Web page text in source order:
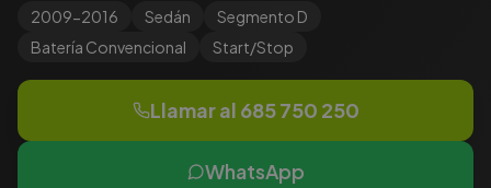
2009-2016 Sedán Segmento D
Batería Convencional Start/Stop
Llamar al 685 750 250
WhatsApp